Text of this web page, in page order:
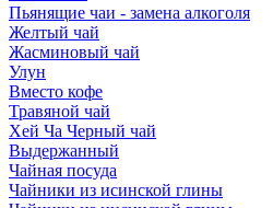
Пьянящие чаи - замена алкоголя
Желтый чай
Жасминовый чай
Улун
Вместо кофе
Травяной чай
Хей Ча Черный чай
Выдержанный
Чайная посуда
Чайники из исинской глины